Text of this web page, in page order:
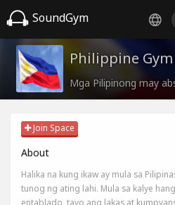
SoundGym
Philippine Gym
Mga Pilipinong may
Join Space
About
Halika na kung ikaw ay mula sa
tunog ng ating lahi. Mula sa kalye
entablado, tayo ang lakas at